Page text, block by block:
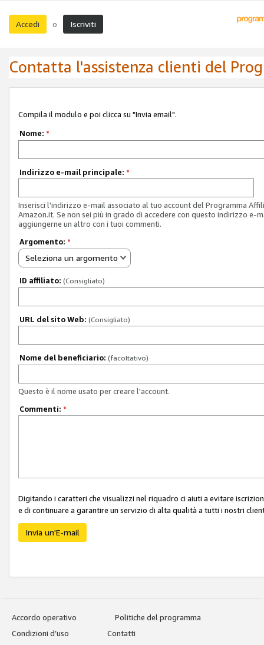
Accedi o Iscriviti
Contatta l'assistenza clienti del
Compila il modulo e poi clicca su "Invia email".
Nome: *
Indirizzo e-mail principale: *
Inserisci l'indirizzo e-mail associato al tuo account del Programma
Amazon.it. Se non sei più in grado di accedere con questo indirizzo e-
aggiungerne un altro con i tuoi commenti.
Argomento: *
Seleziona un argomento
ID affiliato: (Consigliato)
URL del sito Web: (Consigliato)
Nome del beneficiario: (facoltativo)
Questo è il nome usato per creare l'account.
Commenti: *
Digitando i caratteri che visualizzi nel riquadro ci aiuti a evitare
e di continuare a garantire un servizio di alta qualità a tutti i nostri
Invia un'E-mail
Accordo operativo
Politiche del programma
Condizioni d’uso
Contatti